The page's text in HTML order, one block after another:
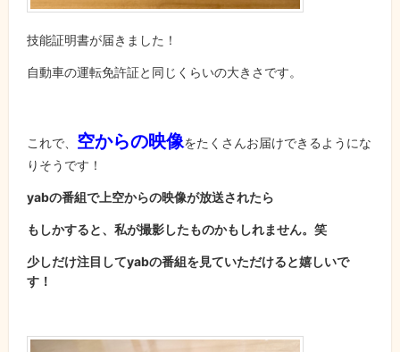
技能証明書が届きました！
自動車の運転免許証と同じくらいの大きさです。
これで、 空からの映像をたくさんお届けできるようにな
りそうです！
yabの番組で上空からの映像が放送されたら
もしかすると、私が撮影したものかもしれません。笑
少しだけ注目してyabの番組を見ていただけると嬉しいで
す！